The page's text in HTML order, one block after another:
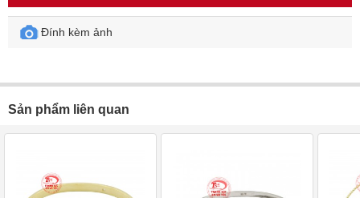
Đính kèm ảnh
Sản phẩm liên quan